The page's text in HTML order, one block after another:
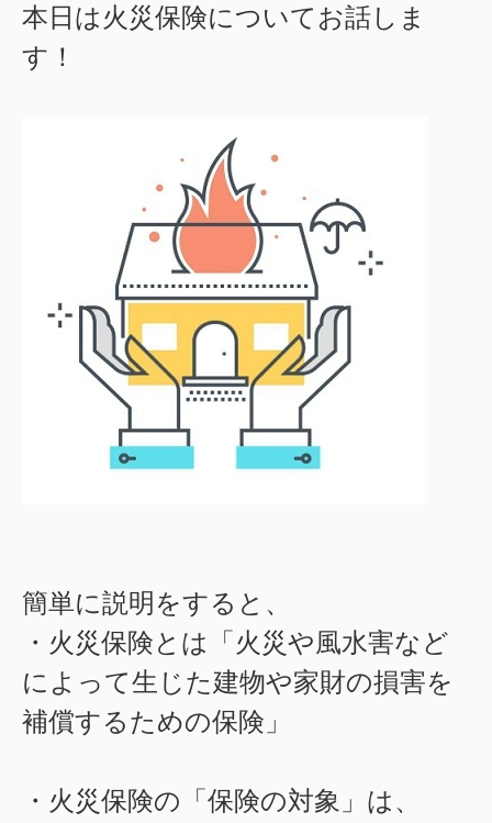
本日は火災保険についてお話しま
す！
簡単に説明をすると、
・火災保険とは「火災や風水害など
によって生じた建物や家財の損害を
補償するための保険」
・火災保険の「保険の対象」は、